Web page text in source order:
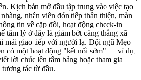
Kịch bản mở đầu tập trung vào việc tạo
nhân viên đón tiếp thân thiện, màn
tin về cặp đôi, hoạt động check-in
tâm lý ở đây là giảm bớt căng thẳng xã
mái giao tiếp với người lạ. Đội ngũ Mẹo
có một hoạt động "kết nối sớm" — ví dụ,
lời chúc lên tấm bảng hoặc tham gia
tác từ đầu.